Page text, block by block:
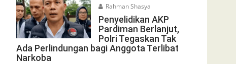
Rahman Shasya
Penyelidikan AKP
Pardiman Berlanjut,
Polri Tegaskan Tak
Ada Perlindungan bagi Anggota Terlibat
Narkoba